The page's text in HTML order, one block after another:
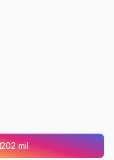
202 mil